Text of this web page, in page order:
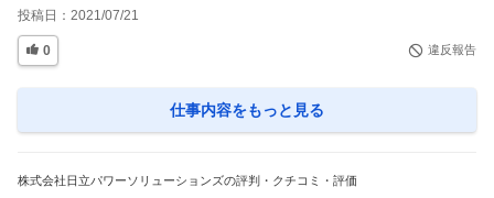
投稿日： 2021/07/21
0 違反報告
仕事内容をもっと見る
株式会社日立パワーソリューションズの評判・クチコミ・評価